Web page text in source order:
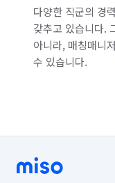
다양한 직군의 경
갖추고 있습니다.
아니라, 매칭매니
수 있습니다.